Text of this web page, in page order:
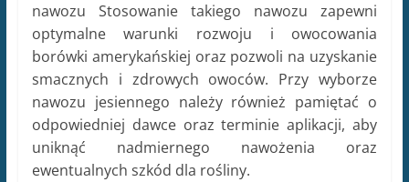
nawozu Stosowanie takiego nawozu zapewni
optymalne warunki rozwoju i owocowania
borówki amerykańskiej oraz pozwoli na uzyskanie
smacznych i zdrowych owoców. Przy wyborze
nawozu jesiennego należy również pamiętać o
odpowiedniej dawce oraz terminie aplikacji, aby
uniknąć nadmiernego nawożenia oraz
ewentualnych szkód dla rośliny.